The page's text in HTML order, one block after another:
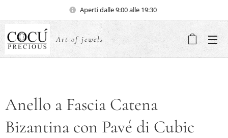
Aperti dalle 9:00 alle 19:30
Art of jewels
Anello a Fascia Catena
Bizantina con Pavé di Cubic